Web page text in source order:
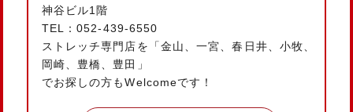
神谷ビル1階
TEL：052-439-6550
ストレッチ専門店を「金山、一宮、春日井、小牧、
岡崎、豊橋、豊田」
でお探しの方もWelcomeです！